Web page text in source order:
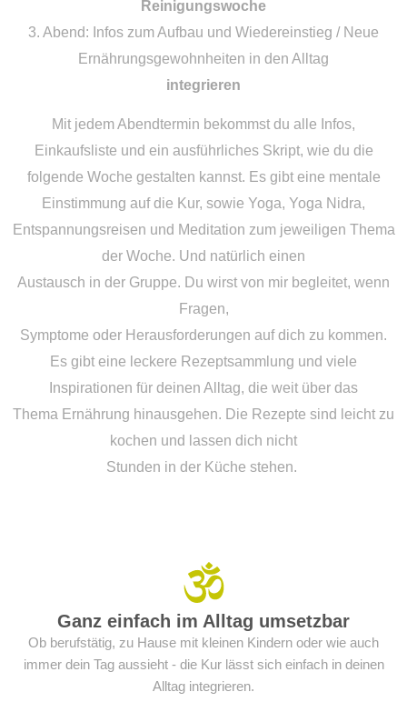
Reinigungswoche
3. Abend: Infos zum Aufbau und Wiedereinstieg / Neue
Ernährungsgewohnheiten in den Alltag
integrieren
Mit jedem Abendtermin bekommst du alle Infos,
Einkaufsliste und ein ausführliches Skript, wie du die
folgende Woche gestalten kannst. Es gibt eine mentale
Einstimmung auf die Kur, sowie Yoga, Yoga Nidra,
Entspannungsreisen und Meditation zum jeweiligen Thema
der Woche. Und natürlich einen
Austausch in der Gruppe. Du wirst von mir begleitet, wenn
Fragen,
Symptome oder Herausforderungen auf dich zu kommen.
Es gibt eine leckere Rezeptsammlung und viele
Inspirationen für deinen Alltag, die weit über das
Thema Ernährung hinausgehen. Die Rezepte sind leicht zu
kochen und lassen dich nicht
Stunden in der Küche stehen.
Ganz einfach im Alltag umsetzbar
Ob berufstätig, zu Hause mit kleinen Kindern oder wie auch
immer dein Tag aussieht - die Kur lässt sich einfach in deinen
Alltag integrieren.